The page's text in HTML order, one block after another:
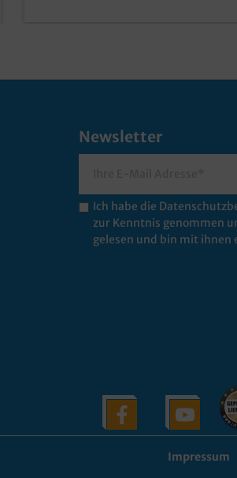
Newsletter
Ich habe die
zur Kenntnis genommen
gelesen und bin mit ihnen
Impressum